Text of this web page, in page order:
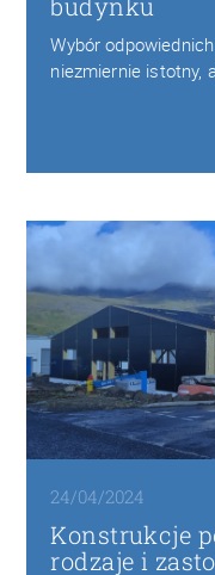
Wybór
niezmiernie istotny,
kompozycję z
24/04/2024
Konstrukcje
rodzaje i